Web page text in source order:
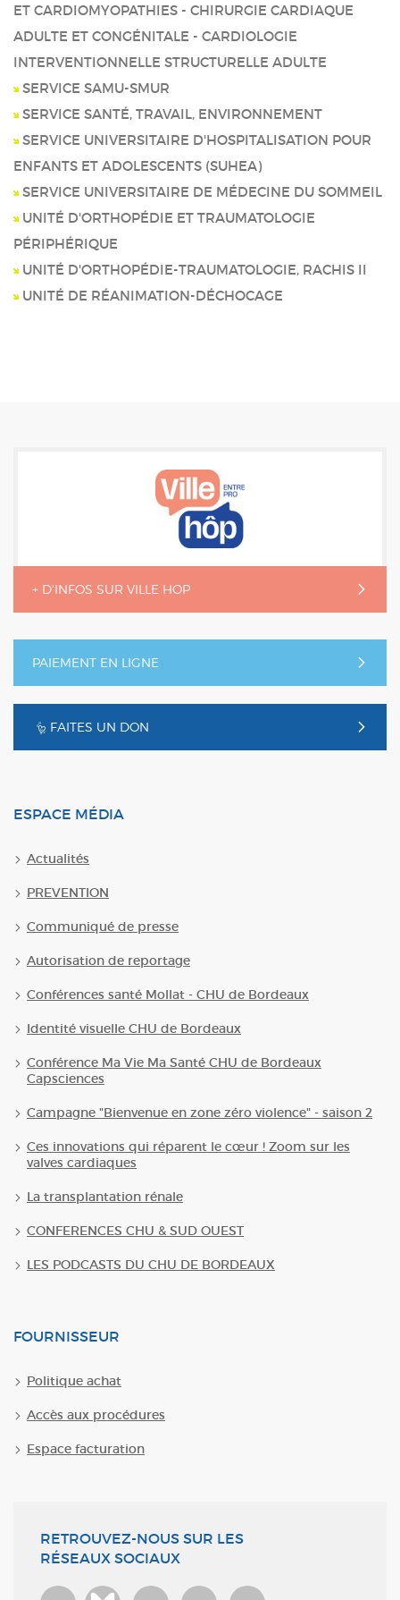
ET CARDIOMYOPATHIES - CHIRURGIE CARDIAQUE
ADULTE ET CONGÉNITALE - CARDIOLOGIE
INTERVENTIONNELLE STRUCTURELLE ADULTE
SERVICE SAMU-SMUR
SERVICE SANTÉ, TRAVAIL, ENVIRONNEMENT
SERVICE UNIVERSITAIRE D'HOSPITALISATION POUR
ENFANTS ET ADOLESCENTS (SUHEA)
SERVICE UNIVERSITAIRE DE MÉDECINE DU SOMMEIL
UNITÉ D'ORTHOPÉDIE ET TRAUMATOLOGIE
PÉRIPHÉRIQUE
UNITÉ D'ORTHOPÉDIE-TRAUMATOLOGIE, RACHIS II
UNITÉ DE RÉANIMATION-DÉCHOCAGE
+ D'INFOS SUR VILLE HOP
PAIEMENT EN LIGNE
FAITES UN DON
ESPACE MÉDIA
Actualités
PREVENTION
Communiqué de presse
Autorisation de reportage
Conférences santé Mollat - CHU de Bordeaux
Identité visuelle CHU de Bordeaux
Conférence Ma Vie Ma Santé CHU de Bordeaux
Capsciences
Campagne "Bienvenue en zone zéro violence" - saison 2
Ces innovations qui réparent le cœur ! Zoom sur les
valves cardiaques
La transplantation rénale
CONFERENCES CHU & SUD OUEST
LES PODCASTS DU CHU DE BORDEAUX
FOURNISSEUR
Politique achat
Accès aux procédures
Espace facturation
RETROUVEZ-NOUS SUR LES
RÉSEAUX SOCIAUX